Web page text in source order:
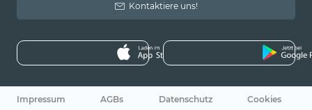
Kontaktiere uns!
Impressum AGBs Datenschutz
Cookies